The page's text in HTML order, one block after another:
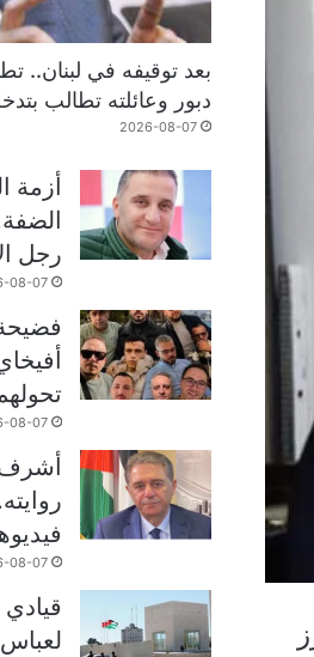
بعد توقيفه في
دبور وعائلته تطالب
2026-08-07
أزمة
رجل
08-07
08-07
08-07